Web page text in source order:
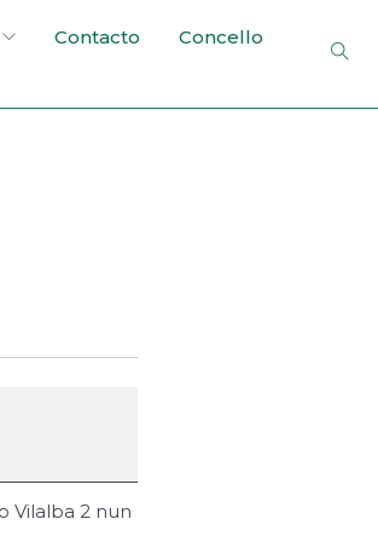
Contacto Concello
Vilalba 2 nun